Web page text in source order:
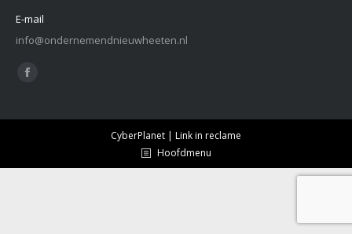
E-mail
info@ondernemendnieuwheeten.nl
Vind ons op:
Facebook
opens
CyberPlanet | Link in reclame
Hoofdmenu